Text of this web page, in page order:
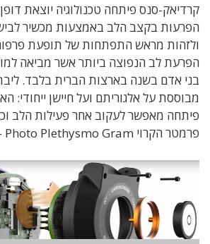
קרדיאק-סנס פיתחה טכנולוגיה יוצאת
הפרעות בקצב הלב באמצעות מכשיר לביש
ולזהות מראש התפתחות של תופעת
בני אדם בשנה בארצות הברית בלבד.
מבוססת על אלגוריתם ועל חיישן ייחודי:
פיתחה מאפשר לעקוב אחר פעילות הלב
פרמטר הקרוי PPG – Photo Plethysmo Gram.